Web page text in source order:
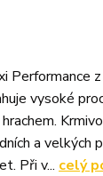
Performance
vysoké
a velkých
Při v... celý